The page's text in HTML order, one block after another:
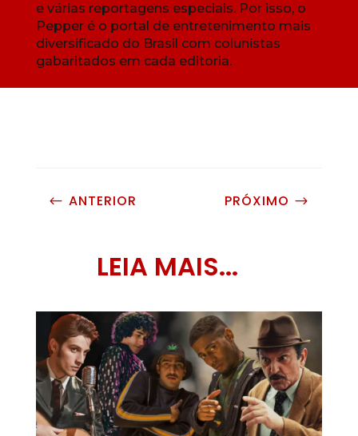
e várias reportagens especiais. Por isso, o
Pepper é o portal de entretenimento mais
diversificado do Brasil com colunistas
gabaritados em cada editoria.
# ANTERIOR PRÓXIMO $
LEIA MAIS...